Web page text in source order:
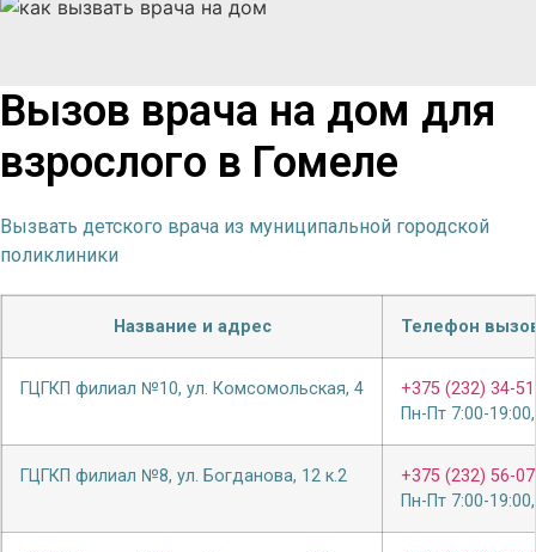
Вызов врача на дом для
взрослого в Гомеле
Вызвать детского врача из муниципальной городской
поликлиники
Название и адрес Телефон
ГЦГКП филиал №10, ул. Комсомольская, 4
+375 (232) 34-
Пн-Пт 7:00-
ГЦГКП филиал №8, ул. Богданова, 12 к.2
+375 (232) 56-
Пн-Пт 7:00-